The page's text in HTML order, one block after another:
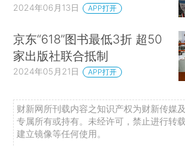
2024年06月13日 APP打开
京东“618”图书最低3折 超50
家出版社联合抵制
2024年05月21日 APP打开
财新网所刊载内容之知识产权为财新传媒
专属所有或持有。未经许可，禁止进行转
建立镜像等任何使用。